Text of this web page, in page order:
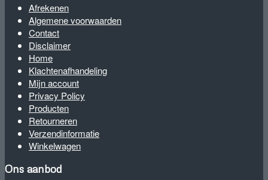
Afrekenen
Algemene voorwaarden
Contact
Disclaimer
Home
Klachtenafhandeling
Mijn account
Privacy Policy
Producten
Retourneren
Verzendinformatie
Winkelwagen
Ons aanbod